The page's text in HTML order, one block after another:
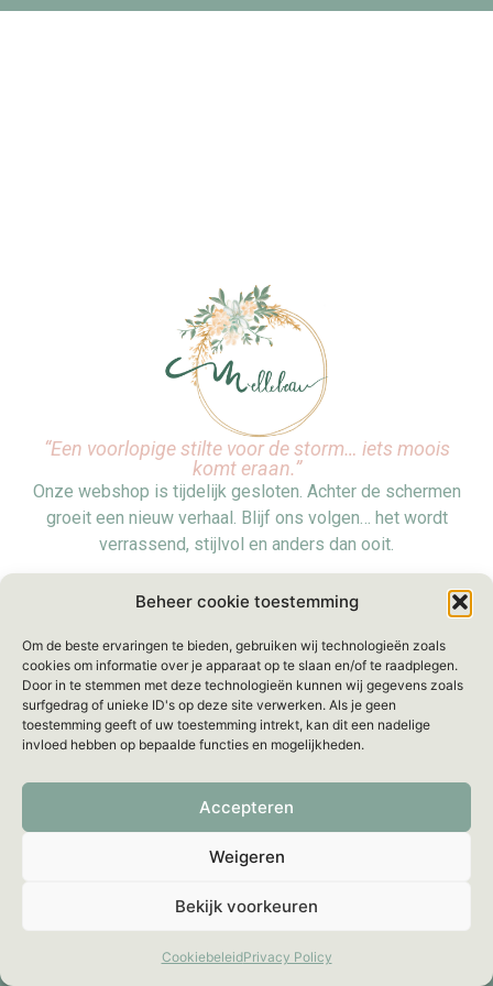
Beheer cookie toestemming
Om de beste ervaringen te bieden, gebruiken wij technologieën zoals
cookies om informatie over je apparaat op te slaan en/of te raadplegen.
Door in te stemmen met deze technologieën kunnen wij gegevens zoals
surfgedrag of unieke ID's op deze site verwerken. Als je geen
toestemming geeft of uw toestemming intrekt, kan dit een nadelige
invloed hebben op bepaalde functies en mogelijkheden.
Accepteren
Weigeren
Bekijk voorkeuren
CookiebeleidPrivacy Policy
“Een voorlopige stilte voor de storm… iets moois
komt eraan.”
Onze webshop is tijdelijk gesloten. Achter de schermen
groeit een nieuw verhaal. Blijf ons volgen… het wordt
verrassend, stijlvol en anders dan ooit.
Voorlopig zijn we even offline, maar we blijven bereikbaar
beantwoorden je bericht binnen48 uur.